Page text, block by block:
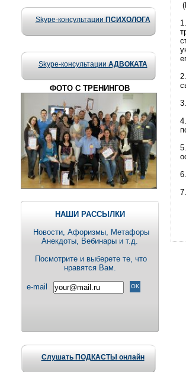
Skype-консультации ПСИХОЛОГА
Skype-консультации АДВОКАТА
ФОТО С ТРЕНИНГОВ
НАШИ РАССЫЛКИ
Новости, Aфоризмы, Метафоры
Анекдоты, Вебинары и т.д.
Посмотрите и выберете те, что
нравятся Вам.
e-mail
Слушать ПОДКАСТЫ онлайн